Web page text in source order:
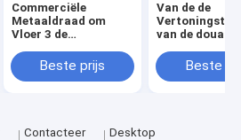
Commerciële
Metaaldraad om
Vloer 3 de
rijwijn voor
Detailhandels
Beste prijs
Van de de
van de
tweerichtings
Beste
Contacteer
Desktop